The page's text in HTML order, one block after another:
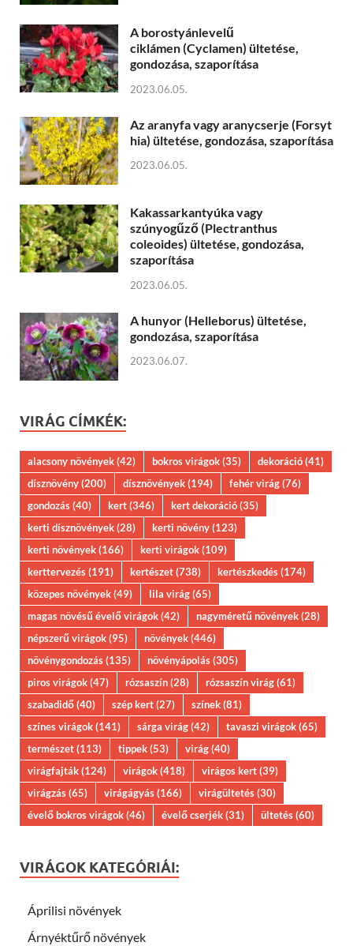
A borostyánlevelű
ciklámen (Cyclamen) ültetése,
gondozása, szaporítása
2023.06.05.
Az aranyfa vagy aranycserje (Forsyt
hia) ültetése, gondozása, szaporítása
2023.06.05.
Kakassarkantyúka vagy
szúnyogűző (Plectranthus
coleoides) ültetése, gondozása,
szaporítása
2023.06.05.
A hunyor (Helleborus) ültetése,
gondozása, szaporítása
2023.06.07.
VIRÁG CÍMKÉK:
alacsony növények(42) bokros virágok(35) dekoráció(41)
dísznövény(200) dísznövények(194) fehér virág(76)
gondozás(40) kert(346) kert dekoráció(35)
kerti dísznövények(28) kerti növény(123)
kerti növények(166) kerti virágok(109)
kerttervezés(191) kertészet(738) kertészkedés(174)
közepes növények(49) lila virág(65)
magas növésű évelő virágok(42) nagyméretű növények(28)
népszerű virágok(95) növények(446)
növénygondozás(135) növényápolás(305)
piros virágok(47) rózsaszín(28) rózsaszín virág(61)
szabadidő(40) szép kert(27) színek(81)
színes virágok(141) sárga virág(42) tavaszi virágok(65)
természet(113) tippek(53) virág(40)
virágfajták(124) virágok(418) virágos kert(39)
virágzás(65) virágágyás(166) virágültetés(30)
évelő bokros virágok(46) évelő cserjék(31) ültetés(60)
VIRÁGOK KATEGÓRIÁI:
Áprilisi növények
Árnyéktűrő növények